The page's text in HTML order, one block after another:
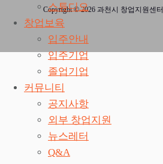
스튜디오
창업보육
입주안내
입주기업
졸업기업
커뮤니티
공지사항
외부 창업지원
뉴스레터
Q&A
Copyright © 2026 과천시 창업지원센터